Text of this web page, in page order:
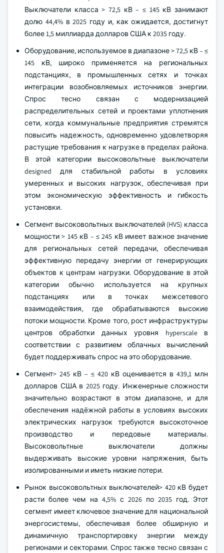
Выключатели класса > 72,5 кВ – ≤ 145 кВ занимают
долю 44,4% в 2025 году и, как ожидается, достигнут
более 1,5 миллиарда долларов США к 2035 году.
Оборудование, используемое в диапазоне > 72,5 кВ – ≤
145 кВ, широко применяется на региональных
подстанциях, в промышленных сетях и точках
интеграции возобновляемых источников энергии.
Спрос тесно связан с модернизацией
распределительных сетей и проектами уплотнения
сети, когда коммунальные предприятия стремятся
повысить надежность, одновременно удовлетворяя
растущие требования к нагрузке в пределах района.
В этой категории высоковольтные выключатели
designed для стабильной работы в условиях
умеренных и высоких нагрузок, обеспечивая при
этом экономическую эффективность и гибкость
установки.
Сегмент высоковольтных выключателей (HVS) класса
мощности > 145 кВ – ≤ 245 кВ имеет важное значение
для региональных сетей передачи, обеспечивая
эффективную передачу энергии от генерирующих
объектов к центрам нагрузки. Оборудование в этой
категории обычно используется на крупных
подстанциях или в точках межсетевого
взаимодействия, где обрабатываются высокие
потоки мощности. Кроме того, рост инфраструктуры
центров обработки данных уровня hyperscale в
соответствии с развитием облачных вычислений
будет поддерживать спрос на это оборудование.
Сегмент> 245 кВ – ≤ 420 кВ оценивается в 439,1 млн
долларов США в 2025 году. Инженерные сложности
значительно возрастают в этом диапазоне, и для
обеспечения надёжной работы в условиях высоких
электрических нагрузок требуются высокоточное
производство и передовые материалы.
Высоковольтные выключатели должны
выдерживать высокие уровни напряжения, быть
изолированными и иметь низкие потери.
Рынок высоковольтных выключателей> 420 кВ будет
расти более чем на 4,5% с 2026 по 2035 год. Этот
сегмент имеет ключевое значение для национальной
энергосистемы, обеспечивая более обширную и
динамичную транспортировку энергии между
регионами и секторами. Спрос также тесно связан с